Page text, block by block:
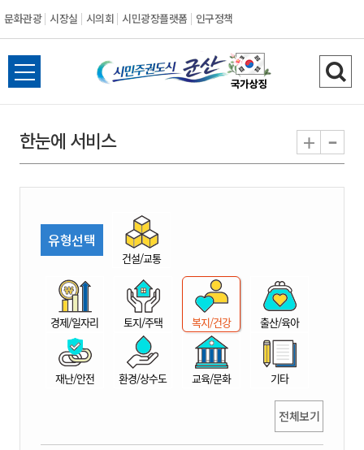
문화관광 시장실 시의회 시민광장플랫폼 인구정책
시
민
권
시
산
전
체
뉴
열
검
색
기
한눈에 서비스 + -
유형선택
건설/교통
경제/일자리 토지/주택 복지/건강 출산/육아
재난/안전 환경/상수도 교육/문화 기타
전체보기